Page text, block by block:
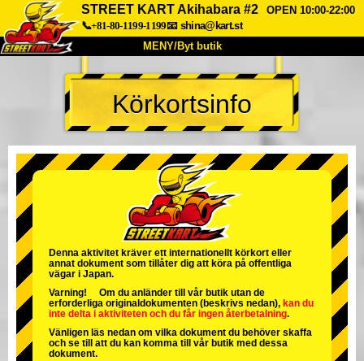
STREET KART Akihabara #2
OPEN 10:00-22:00
📞+81-80-1199-1199📧 shina@kart.st
MENY/Byt butik
HEM
Om oss Specifikationer Pris
Företag Boka
Byt butik
Tokyo Shinagawa
Tokyo Akihabara#2
Tokyo Shibuya Annex Tokyo Bay
Tokyo Asakusa Osaka
Okinawa
Körkortsinfo
Denna aktivitet kräver ett internationellt körkort eller
annat dokument som tillåter dig att köra på offentliga
vägar i Japan.
Varning! Om du anländer till vår butik utan de
erforderliga originaldokumenten (beskrivs nedan), kan du
inte delta i aktiviteten och du får ingen återbetalning.
Vänligen läs nedan om vilka dokument du behöver skaffa
och se till att du kan komma till vår butik med dessa
dokument.